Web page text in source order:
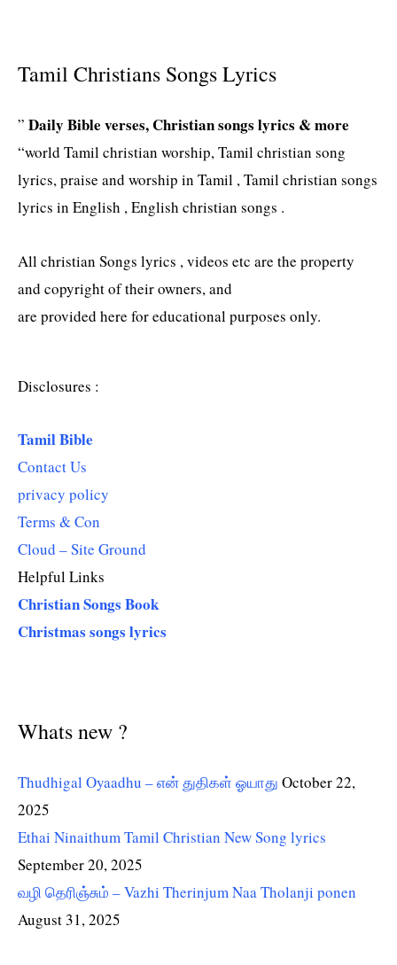
Tamil Christians Songs Lyrics
” Daily Bible verses, Christian songs lyrics & more
“world Tamil christian worship, Tamil christian song
lyrics, praise and worship in Tamil , Tamil christian songs
lyrics in English , English christian songs .
All christian Songs lyrics , videos etc are the property
and copyright of their owners, and
are provided here for educational purposes only.
Disclosures :
Tamil Bible
Contact Us
privacy policy
Terms & Con
Cloud – Site Ground
Helpful Links
Christian Songs Book
Christmas songs lyrics
Whats new ?
Thudhigal Oyaadhu – என் துதிகள் ஓயாது October 22,
2025
Ethai Ninaithum Tamil Christian New Song lyrics
September 20, 2025
வழி தெரிஞ்சும் – Vazhi Therinjum Naa Tholanji ponen
August 31, 2025